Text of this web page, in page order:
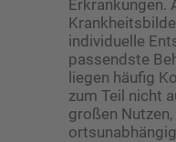
Erkrankungen.
individuelle
passendste
liegen häufig
zum Teil nicht
großen